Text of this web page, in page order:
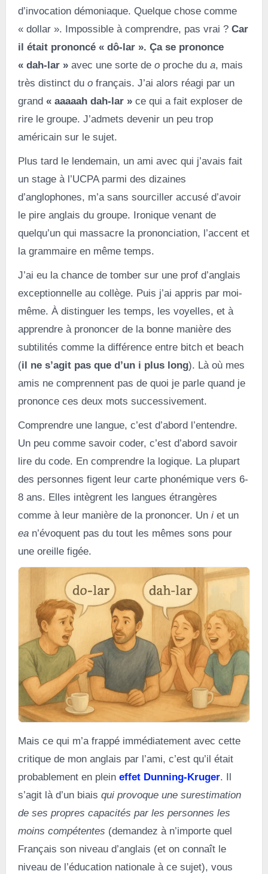
d’invocation démoniaque. Quelque chose comme
« dollar ». Impossible à comprendre, pas vrai ? Car
il était prononcé « dô-lar ». Ça se prononce
« dah-lar »avec une sorte de oproche du a, mais
très distinct du ofrançais. J’ai alors réagi par un
grand « aaaaah dah-lar »ce qui a fait exploser de
rire le groupe. J’admets devenir un peu trop
américain sur le sujet.
Plus tard le lendemain, un ami avec qui j’avais fait
un stage à l’UCPA parmi des dizaines
d’anglophones, m’a sans sourciller accusé d’avoir
le pire anglais du groupe. Ironique venant de
quelqu’un qui massacre la prononciation, l’accent et
la grammaire en même temps.
J’ai eu la chance de tomber sur une prof d’anglais
exceptionnelle au collège. Puis j’ai appris par moi-
même. À distinguer les temps, les voyelles, et à
apprendre à prononcer de la bonne manière des
subtilités comme la différence entre bitch et beach
(il ne s’agit pas que d’un i plus long). Là où mes
amis ne comprennent pas de quoi je parle quand je
prononce ces deux mots successivement.
Comprendre une langue, c’est d’abord l’entendre.
Un peu comme savoir coder, c’est d’abord savoir
lire du code. En comprendre la logique. La plupart
des personnes figent leur carte phonémique vers 6-
8 ans. Elles intègrent les langues étrangères
comme à leur manière de la prononcer. Un iet un
ean’évoquent pas du tout les mêmes sons pour
une oreille figée.
Mais ce qui m’a frappé immédiatement avec cette
critique de mon anglais par l’ami, c’est qu’il était
probablement en plein effet Dunning-Kruger. Il
s’agit là d’un biais qui provoque une surestimation
de ses propres capacités par les personnes les
moins compétentes (demandez à n’importe quel
Français son niveau d’anglais (et on connaît le
niveau de l’éducation nationale à ce sujet), vous